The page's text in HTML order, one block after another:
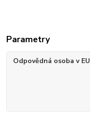
Parametry
Odpovědná osoba v EU